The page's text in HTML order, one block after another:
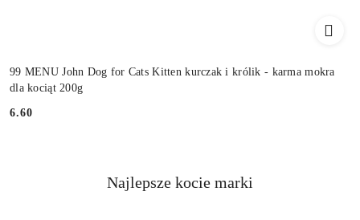
99 MENU John Dog for Cats Kitten kurczak i królik - karma mokra
dla kociąt 200g
Cena:
6.60
Pomiń karuzelę producentów
Najlepsze kocie marki